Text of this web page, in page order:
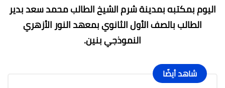
اليوم بمكتبه بمدينة شرم الشيخ الطالب محمد سعد بدير
الطالب بالصف الأول الثانوي بمعهد النور الأزهري
النموذجي بنين.
شاهد أيضًا